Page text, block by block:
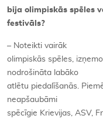
bija olimpiskās spēles
festivāls?
– Noteikti vairāk
olimpiskās spēles,
nodrošināta labāko
atlētu piedalīšanās.
neapšaubāmi
spēcīgie Krievijas, ASV,